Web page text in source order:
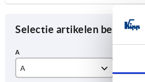
Selectie artikelen begrenzen
A